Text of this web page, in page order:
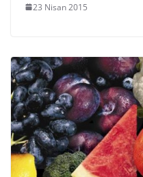
23 Nisan 2015